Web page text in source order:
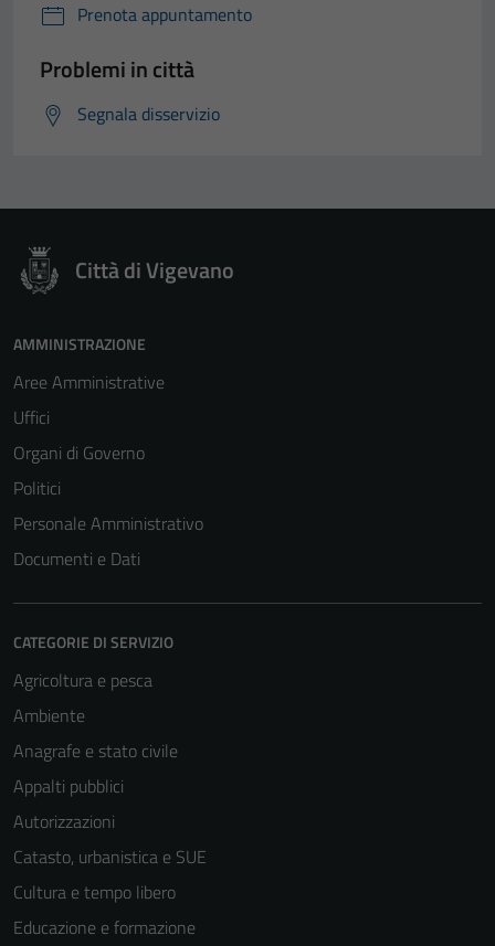
Prenota appuntamento
Problemi in città
Segnala disservizio
Città di Vigevano
AMMINISTRAZIONE
Aree Amministrative
Uffici
Organi di Governo
Politici
Personale Amministrativo
Documenti e Dati
CATEGORIE DI SERVIZIO
Agricoltura e pesca
Ambiente
Anagrafe e stato civile
Appalti pubblici
Autorizzazioni
Catasto, urbanistica e SUE
Cultura e tempo libero
Educazione e formazione
Questi cookie